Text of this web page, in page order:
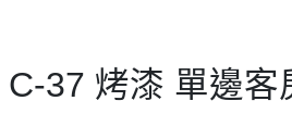
C-37 烤漆 單邊客